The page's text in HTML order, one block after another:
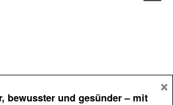
bewusster und gesünder– mit
×